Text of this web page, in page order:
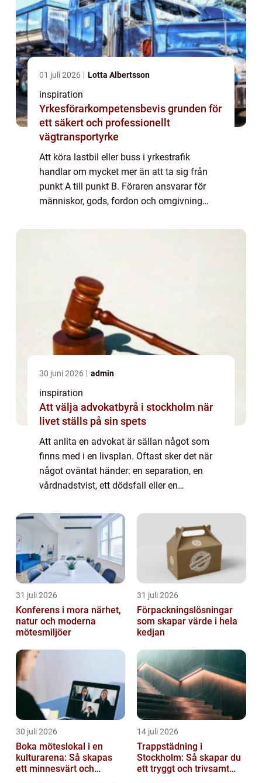
01 juli 2026 Lotta Albertsson
inspiration
Yrkesförarkompetensbevis grunden för
ett säkert och professionellt
vägtransportyrke
Att köra lastbil eller buss i yrkestrafik
handlar om mycket mer än att ta sig från
punkt A till punkt B. Föraren ansvarar för
människor, gods, fordon och omgivning
lagkrav ska hanteras. Här spelar
30 juni 2026 admin
inspiration
Att välja advokatbyrå i stockholm när
livet ställs på sin spets
Att anlita en advokat är sällan något som
finns med i en livsplan. Oftast sker det när
något oväntat händer: en separation, en
vårdnadstvist, ett dödsfall eller en
advokatbyrå avgörande. En advokatbyrå
stock...
31 juli 2026
Konferens i mora närhet,
natur och moderna
mötesmiljöer
31 juli 2026
Förpackningslösningar
som skapar värde i hela
kedjan
30 juli 2026
Boka möteslokal i en
kulturarena: Så skapas
ett minnesvärt och
14 juli 2026
Trappstädning i
Stockholm: Så skapar du
ett tryggt och trivsamt